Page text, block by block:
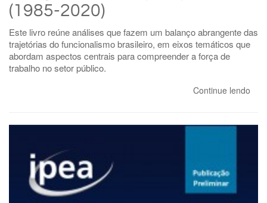
(1985-2020)
Este livro reúne análises que fazem um balanço abrangente das
trajetórias do funcionalismo brasileiro, em eixos temáticos que
abordam aspectos centrais para compreender a força de
trabalho no setor público.
Continue lendo